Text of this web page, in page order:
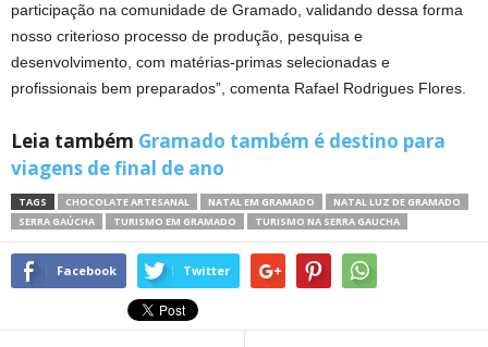
participação na comunidade de Gramado, validando dessa forma
nosso criterioso processo de produção, pesquisa e
desenvolvimento, com matérias-primas selecionadas e
profissionais bem preparados”, comenta Rafael Rodrigues Flores.
Leia também Gramado também é destino para
viagens de final de ano
TAGS CHOCOLATE ARTESANAL NATAL EM GRAMADO
NATAL LUZ DE GRAMADO
SERRA GAÚCHA
TURISMO EM GRAMADO TURISMO NA SERRA GAUCHA
Facebook Twitter